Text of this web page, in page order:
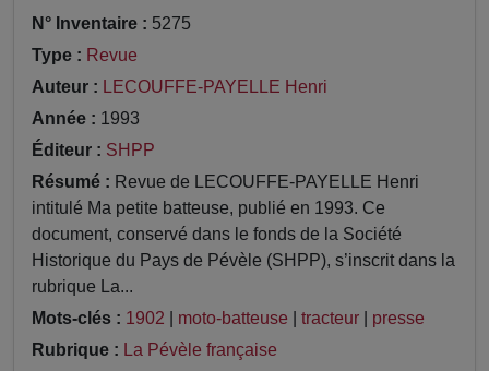
N° Inventaire : 5275
Type : Revue
Auteur : LECOUFFE-PAYELLE Henri
Année : 1993
Éditeur : SHPP
Résumé : Revue de LECOUFFE-PAYELLE Henri
intitulé Ma petite batteuse, publié en 1993. Ce
document, conservé dans le fonds de la Société
Historique du Pays de Pévèle (SHPP), s’inscrit dans la
rubrique La...
Mots-clés : 1902 moto-batteuse tracteur
presse
Rubrique : La Pévèle française